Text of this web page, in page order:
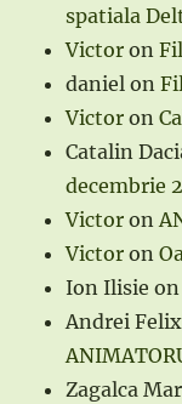
spatiala
Victor on
daniel on
Victor on
Catalin
decembrie
Victor on
Victor on
Ion Ilisie
Andrei
Zagalca